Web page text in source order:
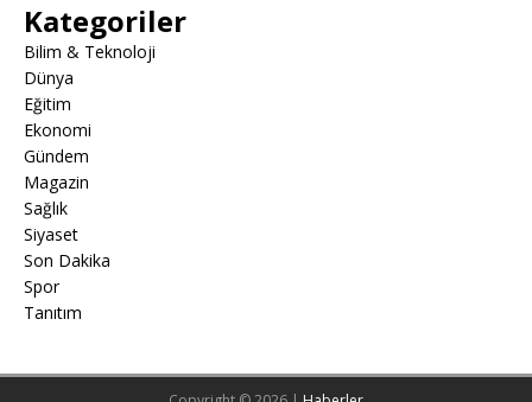
Kategoriler
Bilim & Teknoloji
Dünya
Eğitim
Ekonomi
Gündem
Magazin
Sağlık
Siyaset
Son Dakika
Spor
Tanıtım